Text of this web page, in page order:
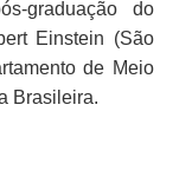
graduação do
Einstein (São
de Meio
Brasileira.